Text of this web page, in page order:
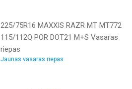
225/75R16 MAXXIS RAZR MT MT772
115/112Q POR DOT21 M+S Vasaras
riepas
Jaunas vasaras riepas